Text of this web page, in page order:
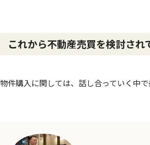
これから不動産売買を検討さ
物件購入に関しては、話し合っていく中